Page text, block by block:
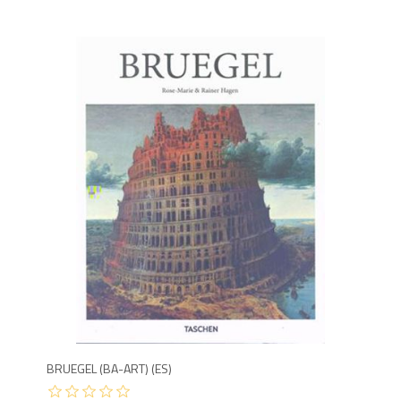
BRUEGEL (BA-ART) (ES)